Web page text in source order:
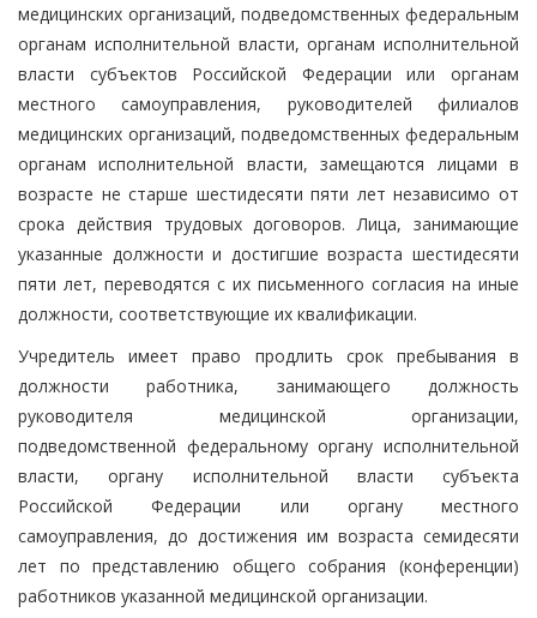
медицинских организаций, подведомственных федеральным
органам исполнительной власти, органам исполнительной
власти субъектов Российской Федерации или органам
местного самоуправления, руководителей филиалов
медицинских организаций, подведомственных федеральным
органам исполнительной власти, замещаются лицами в
возрасте не старше шестидесяти пяти лет независимо от
срока действия трудовых договоров. Лица, занимающие
указанные должности и достигшие возраста шестидесяти
пяти лет, переводятся с их письменного согласия на иные
должности, соответствующие их квалификации.
Учредитель имеет право продлить срок пребывания в
должности работника, занимающего должность
руководителя медицинской организации,
подведомственной федеральному органу исполнительной
власти, органу исполнительной власти субъекта
Российской Федерации или органу местного
самоуправления, до достижения им возраста семидесяти
лет по представлению общего собрания (конференции)
работников указанной медицинской организации.